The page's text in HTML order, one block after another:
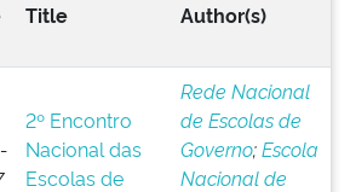
Title Author(s)
2º Encontro
Nacional das
Escolas de
Rede Nacional
de Escolas de
Governo;Escola
Nacional de